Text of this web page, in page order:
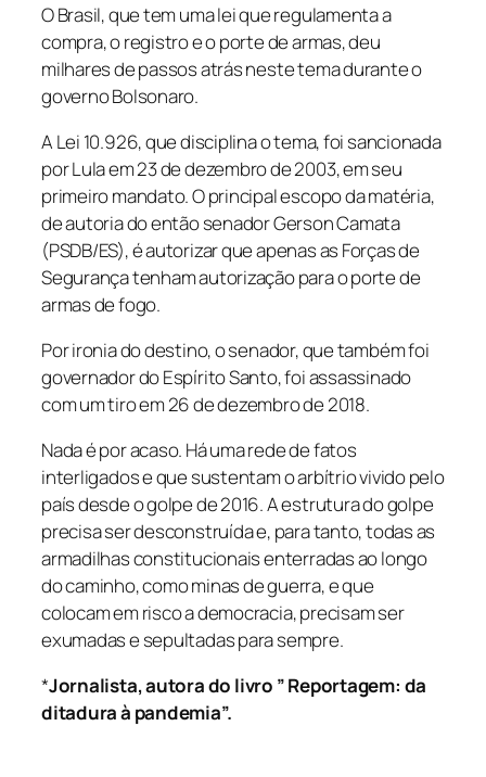
O Brasil, que tem uma lei que regulamenta a
compra, o registro e o porte de armas, deu
milhares de passos atrás neste tema durante o
governo Bolsonaro.
A Lei 10.926, que disciplina o tema, foi sancionada
por Lula em 23 de dezembro de 2003, em seu
primeiro mandato. O principal escopo da matéria,
de autoria do então senador Gerson Camata
(PSDB/ES), é autorizar que apenas as Forças de
Segurança tenham autorização para o porte de
armas de fogo.
Por ironia do destino, o senador, que também foi
governador do Espírito Santo, foi assassinado
com um tiro em 26 de dezembro de 2018.
Nada é por acaso. Há uma rede de fatos
interligados e que sustentam o arbítrio vivido pelo
país desde o golpe de 2016. A estrutura do golpe
precisa ser desconstruída e, para tanto, todas as
armadilhas constitucionais enterradas ao longo
do caminho, como minas de guerra, e que
colocam em risco a democracia, precisam ser
exumadas e sepultadas para sempre.
*Jornalista, autora do livro ” Reportagem: da
ditadura à pandemia”.